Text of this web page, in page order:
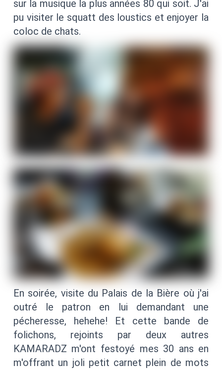
sur la musique la plus années 80 qui soit. J'ai
pu visiter le squatt des loustics et enjoyer la
coloc de chats.
En soirée, visite du Palais de la Bière où j'ai
outré le patron en lui demandant une
pécheresse, hehehe! Et cette bande de
folichons, rejoints par deux autres
KAMARADZ m'ont festoyé mes 30 ans en
m'offrant un joli petit carnet plein de mots